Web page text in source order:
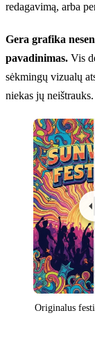
redagavimą, arba
Gera grafika
pavadinimas. Vis
sėkmingų vizualų
niekas jų neištrauks.
Originalus